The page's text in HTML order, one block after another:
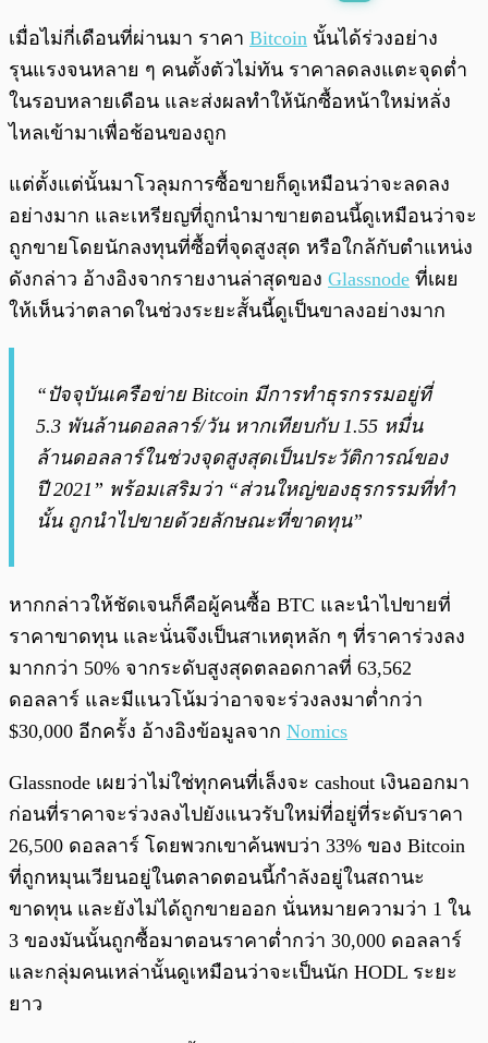
พร้อมเล่น 0:00 0:00
เมื่อไม่กี่เดือนที่ผ่านมา ราคา Bitcoin นั้นได้ร่วงอย่าง
รุนแรงจนหลาย ๆ คนตั้งตัวไม่ทัน ราคาลดลงแตะจุดต่ำ
ในรอบหลายเดือน และส่งผลทำให้นักซื้อหน้าใหม่หลั่ง
ไหลเข้ามาเพื่อช้อนของถูก
แต่ตั้งแต่นั้นมาโวลุมการซื้อขายก็ดูเหมือนว่าจะลดลง
อย่างมาก และเหรียญที่ถูกนำมาขายตอนนี้ดูเหมือนว่าจะ
ถูกขายโดยนักลงทุนที่ซื้อที่จุดสูงสุด หรือใกล้กับตำแหน่ง
ดังกล่าว อ้างอิงจากรายงานล่าสุดของ Glassnode ที่เผย
ให้เห็นว่าตลาดในช่วงระยะสั้นนี้ดูเป็นขาลงอย่างมาก
“ปัจจุบันเครือข่าย Bitcoin มีการทำธุรกรรมอยู่ที่
5.3 พันล้านดอลลาร์/วัน หากเทียบกับ 1.55 หมื่น
ล้านดอลลาร์ในช่วงจุดสูงสุดเป็นประวัติการณ์ของ
ปี 2021” พร้อมเสริมว่า “ส่วนใหญ่ของธุรกรรมที่ทำ
นั้น ถูกนำไปขายด้วยลักษณะที่ขาดทุน”
หากกล่าวให้ชัดเจนก็คือผู้คนซื้อ BTC และนำไปขายที่
ราคาขาดทุน และนั่นจึงเป็นสาเหตุหลัก ๆ ที่ราคาร่วงลง
มากกว่า 50% จากระดับสูงสุดตลอดกาลที่ 63,562
ดอลลาร์ และมีแนวโน้มว่าอาจจะร่วงลงมาต่ำกว่า
$30,000 อีกครั้ง อ้างอิงข้อมูลจาก Nomics
Glassnode เผยว่าไม่ใช่ทุกคนที่เล็งจะ cashout เงินออกมา
ก่อนที่ราคาจะร่วงลงไปยังแนวรับใหม่ที่อยู่ที่ระดับราคา
26,500 ดอลลาร์ โดยพวกเขาค้นพบว่า 33% ของ Bitcoin
ที่ถูกหมุนเวียนอยู่ในตลาดตอนนี้กำลังอยู่ในสถานะ
ขาดทุน และยังไม่ได้ถูกขายออก นั่นหมายความว่า 1 ใน
3 ของมันนั้นถูกซื้อมาตอนราคาต่ำกว่า 30,000 ดอลลาร์
และกลุ่มคนเหล่านั้นดูเหมือนว่าจะเป็นนัก HODL ระยะ
ยาว